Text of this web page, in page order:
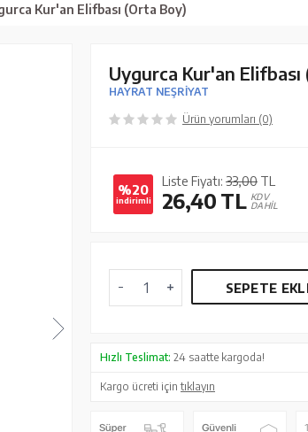
Kur'an Elifbası (Orta Boy)
Uygurca Kur'an
HAYRAT NEŞRİYAT
Ürün yorumları (0)
%20
indirimli
Liste Fiyatı: 33,00 TL
26,40TL KDV
DAHİL
SEPETE
Hızlı Teslimat: 24 saatte kargoda!
Kargo ücreti içintıklayın